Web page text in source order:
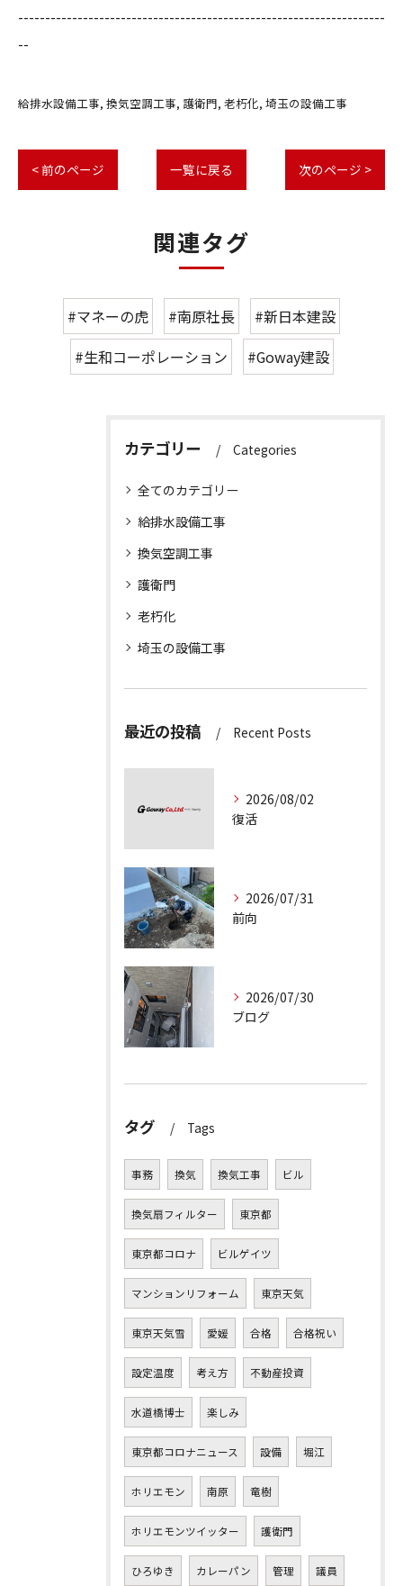
--------------------------------------------------------------------
--
給排水設備工事 換気空調工事 護衛門 老朽化 埼玉の設備工事
< 前のページ 一覧に戻る 次のページ >
関連タグ
#マネーの虎 #南原社長
#新日本建設
#生和コーポレーション
#Goway建設
カテゴリー Categories
全てのカテゴリー
給排水設備工事
換気空調工事
護衛門
老朽化
埼玉の設備工事
最近の投稿 Recent Posts
2026/08/02
復活
2026/07/31
前向
2026/07/30
ブログ
タグ Tags
事務 換気 換気工事 ビル
換気扇フィルター 東京都
東京都コロナ ビルゲイツ
マンションリフォーム 東京天気
東京天気雪 愛媛 合格 合格祝い
設定温度 考え方 不動産投資
水道橋博士 楽しみ
東京都コロナニュース 設備 堀江
ホリエモン 南原 竜樹
ホリエモンツイッター 護衛門
ひろゆき カレーパン 管理 議員